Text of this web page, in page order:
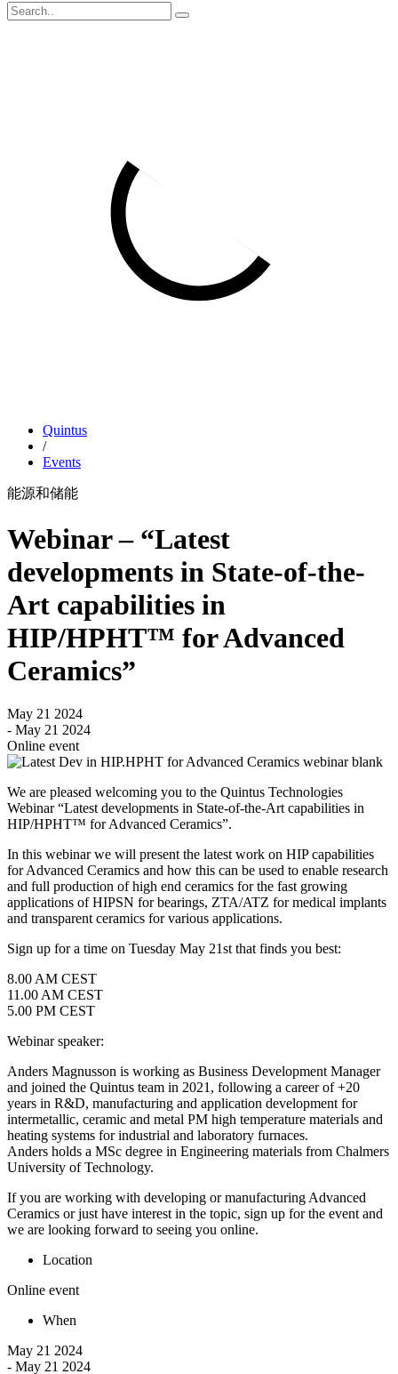
Quintus
/
Events
能源和储能
Webinar – “Latest
developments in State-of-the-
Art capabilities in
HIP/HPHT™ for Advanced
Ceramics”
May 21 2024
- May 21 2024
Online event
We are pleased welcoming you to the Quintus Technologies
Webinar “Latest developments in State-of-the-Art capabilities in
HIP/HPHT™ for Advanced Ceramics”.
In this webinar we will present the latest work on HIP capabilities
for Advanced Ceramics and how this can be used to enable research
and full production of high end ceramics for the fast growing
applications of HIPSN for bearings, ZTA/ATZ for medical implants
and transparent ceramics for various applications.
Sign up for a time on Tuesday May 21st that finds you best:
8.00 AM CEST
11.00 AM CEST
5.00 PM CEST
Webinar speaker:
Anders Magnusson is working as Business Development Manager
and joined the Quintus team in 2021, following a career of +20
years in R&D, manufacturing and application development for
intermetallic, ceramic and metal PM high temperature materials and
heating systems for industrial and laboratory furnaces.
Anders holds a MSc degree in Engineering materials from Chalmers
University of Technology.
If you are working with developing or manufacturing Advanced
Ceramics or just have interest in the topic, sign up for the event and
we are looking forward to seeing you online.
Location
Online event
When
May 21 2024
- May 21 2024